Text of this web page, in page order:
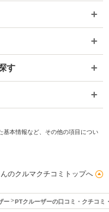
す
基本情報など、その他の項目につい
のクルマクチコミトップへ
ー PTクルーザーの口コミ・クチコミ